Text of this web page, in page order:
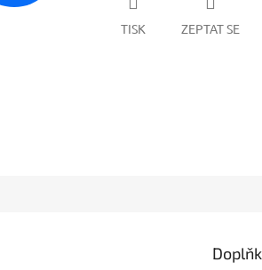
TISK ZEPTAT SE